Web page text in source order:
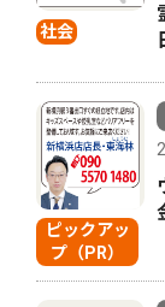
社会
ピックアッ
プ（PR）